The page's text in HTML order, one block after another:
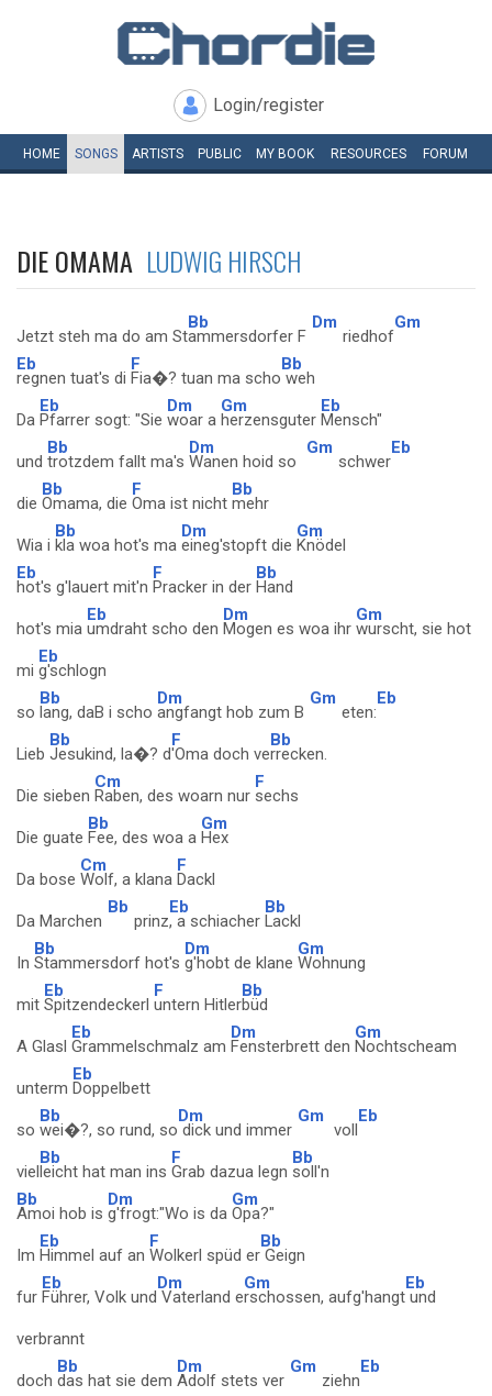
Login/register
HOME SONGS ARTISTS PUBLIC MY BOOK RESOURCES FORUM
DIE OMAMA LUDWIG HIRSCH
Jetzt steh ma do am St
Bb
ammersdorfer F
Dm
riedhof
Gm
Eb
regnen tuat's di
F
Fia�? tuan ma scho
Bb
weh
Da
Eb
Pfarrer sogt: "Sie
Dm
woar a
Gm
herzensguter
Eb
Mensch"
und
Bb
trotzdem fallt ma's
Dm
Wanen hoid so
Gm
schwer
Eb
die
Bb
Omama, die
F
Oma ist nicht
Bb
mehr
Wia i
Bb
kla woa hot's ma
Dm
eineg'stopft die
Gm
Knödel
Eb
hot's g'lauert mit'n
F
Pracker in der
Bb
Hand
hot's mia
Eb
umdraht scho den
Dm
Mogen es woa ihr
Gm
wurscht, sie hot
mi
Eb
g'schlogn
so
Bb
lang, daB i scho
Dm
angfangt hob zum B
Gm
eten:
Eb
Lieb
Bb
Jesukind, la�? d
F
'Oma doch ve
Bb
rrecken.
Die sieben
Cm
Raben, des woarn nur
F
sechs
Die guate
Bb
Fee, des woa a
Gm
Hex
Da bose
Cm
Wolf, a klana
F
Dackl
Da Marchen
Bb
prinz
Eb
, a schiacher
Bb
Lackl
In
Bb
Stammersdorf hot's
Dm
g'hobt de klane
Gm
Wohnung
mit
Eb
Spitzendeckerl
F
untern Hitler
Bb
büd
A Glasl
Eb
Grammelschmalz am
Dm
Fensterbrett den
Gm
Nochtscheam
unterm
Eb
Doppelbett
so
Bb
wei�?, so rund, so
Dm
dick und immer
Gm
voll
Eb
viel
Bb
leicht hat man ins
F
Grab dazua legn
Bb
soll'n
Bb
Amoi hob is
Dm
g'frogt:"Wo is da
Gm
Opa?"
Im
Eb
Himmel auf an
F
Wolkerl spüd er
Bb
Geign
fur
Eb
Führer, Volk und
Dm
Vaterland e
Gm
rschossen, aufg'hangt
Eb
und
verbrannt
doch
Bb
das hat sie dem
Dm
Adolf stets ver
Gm
ziehn
Eb